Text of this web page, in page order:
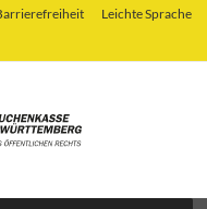
Leichte Sprache